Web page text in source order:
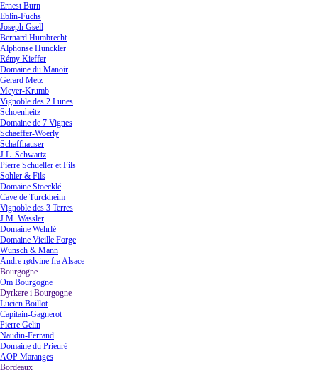
Ernest Burn
Eblin-Fuchs
Joseph Gsell
Bernard Humbrecht
Alphonse Hunckler
Rémy Kieffer
Domaine du Manoir
Gerard Metz
Meyer-Krumb
Vignoble des 2 Lunes
Schoenheitz
Domaine de 7 Vignes
Schaeffer-Woerly
Schaffhauser
J.L. Schwartz
Pierre Schueller et Fils
Sohler & Fils
Domaine Stoecklé
Cave de Turckheim
Vignoble des 3 Terres
J.M. Wassler
Domaine Wehrlé
Domaine Vieille Forge
Wunsch & Mann
Andre rødvine fra Alsace
Bourgogne
Om Bourgogne
Dyrkere i Bourgogne
Lucien Boillot
Capitain-Gagnerot
Pierre Gelin
Naudin-Ferrand
Domaine du Prieuré
AOP Maranges
Bordeaux